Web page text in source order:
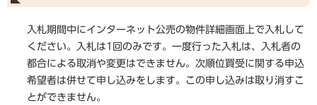
入札期間中にインターネット公売の物件詳細画面上で入札して
ください。入札は1回のみです。一度行った入札は、入札者の
都合による取消や変更はできません。次順位買受に関する申込
希望者は併せて申し込みをします。この申し込みは取り消すこ
とができません。